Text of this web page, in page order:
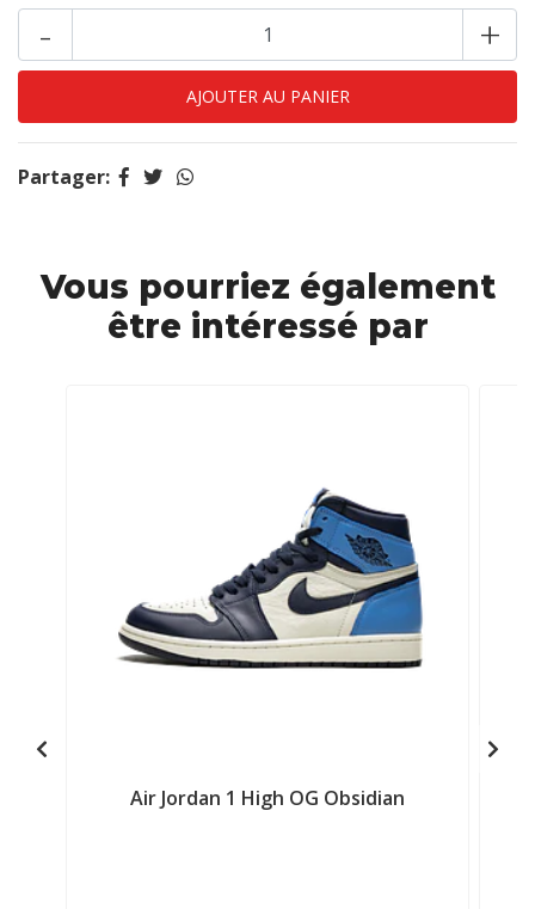
+
-
Partager:
Vous pourriez également
être intéressé par
Air Jordan 1 High OG Obsidian